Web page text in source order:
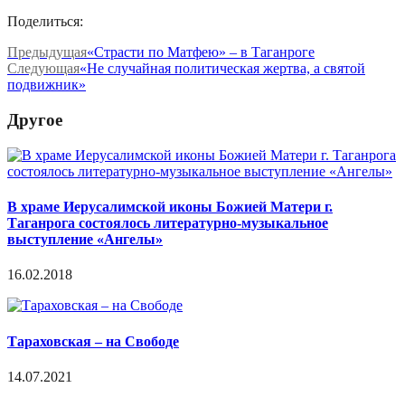
Поделиться:
Предыдущая«Страсти по Матфею» – в Таганроге
Следующая«Не случайная политическая жертва, а святой
подвижник»
Другое
В храме Иерусалимской иконы Божией Матери г.
Таганрога состоялось литературно-музыкальное
выступление «Ангелы»
16.02.2018
Тараховская – на Свободе
14.07.2021